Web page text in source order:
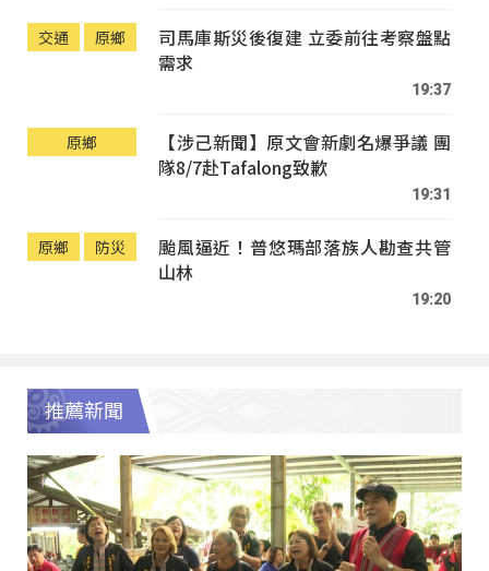
交通 原鄉
司馬庫斯災後復建 立委前往考察盤點
需求
19:37
原鄉
【涉己新聞】原文會新劇名爆爭議 團
隊8/7赴Tafalong致歉
19:31
原鄉 防災
颱風逼近！普悠瑪部落族人勘查共管
山林
19:20
推薦新聞